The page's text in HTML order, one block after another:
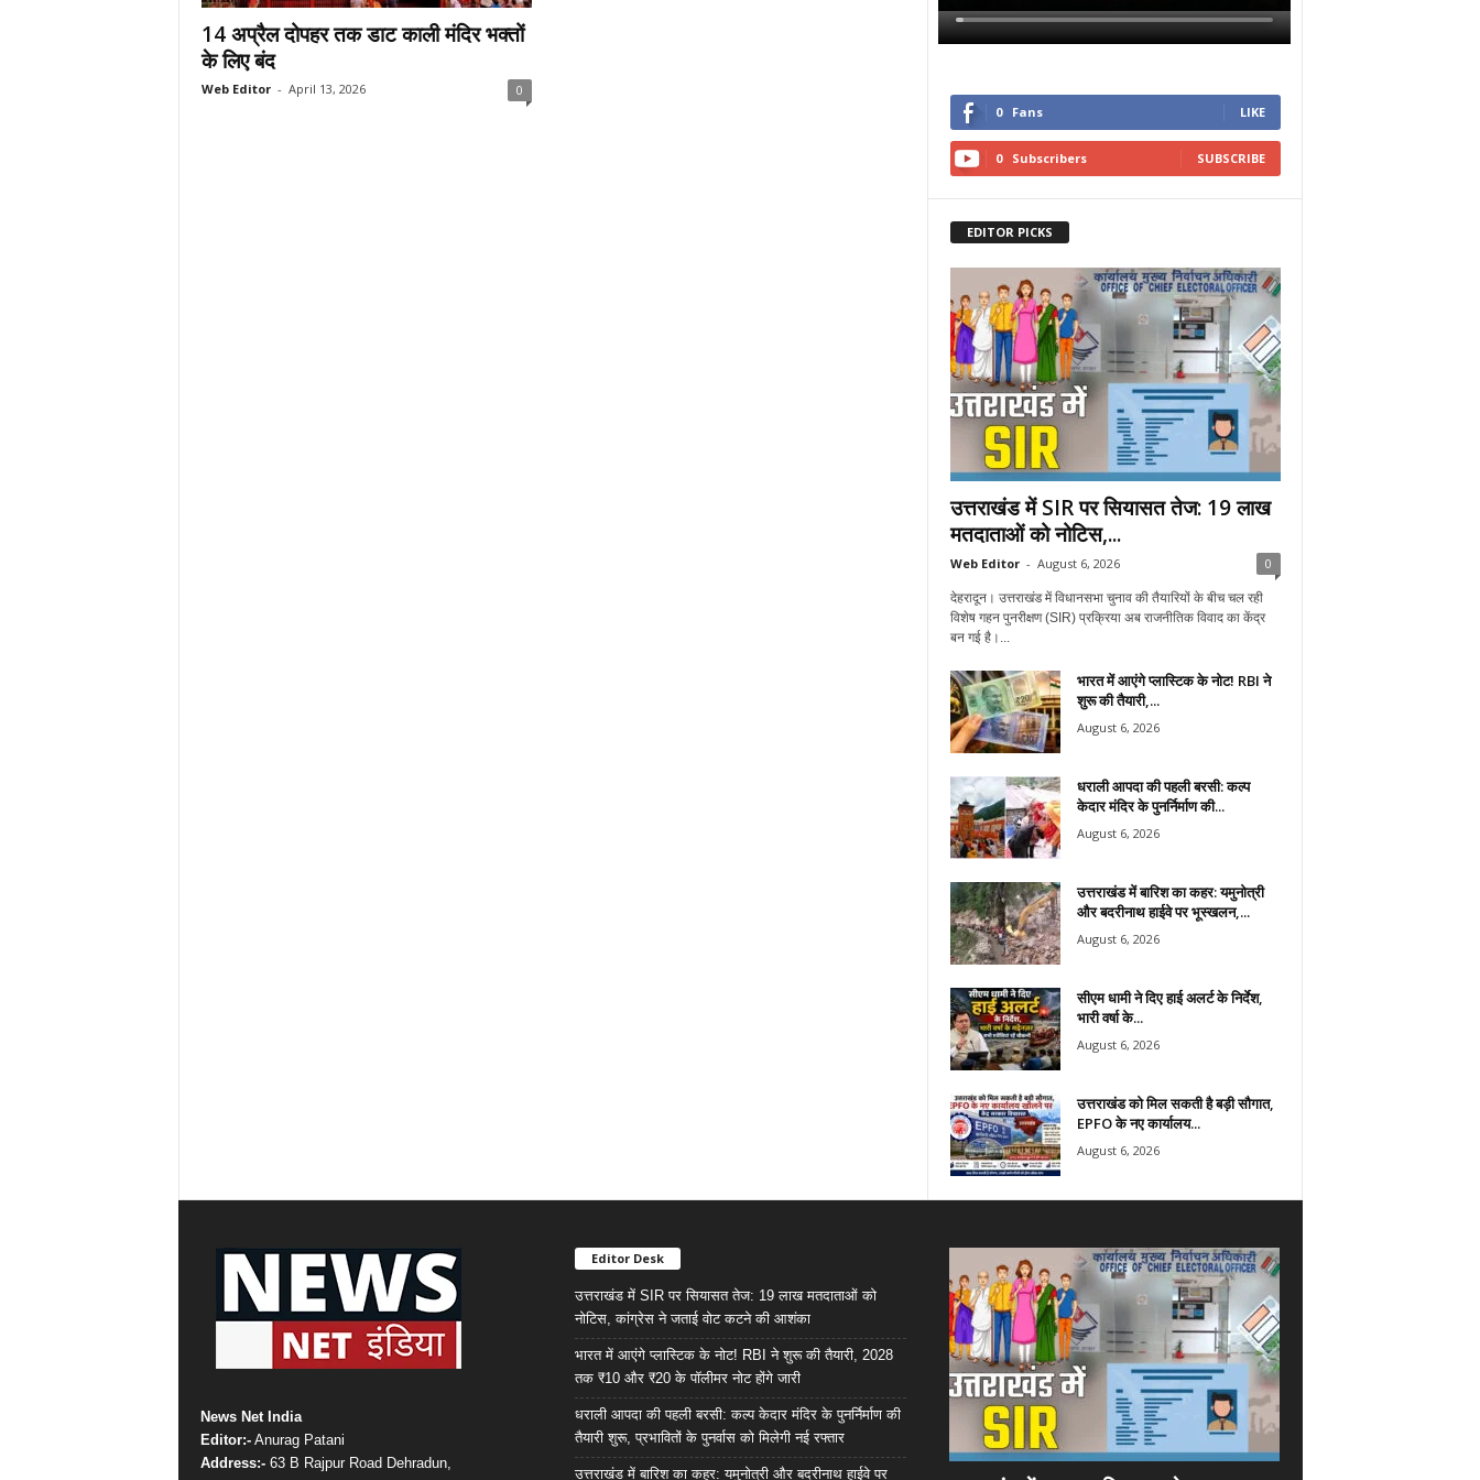
14 अप्रैल दोपहर तक डाट काली मंदिर भक्तों
के लिए बंद
Web Editor - April 13, 2026 0
0 Fans LIKE
0 Subscribers SUBSCRIBE
EDITOR PICKS
उत्तराखंड में SIR पर सियासत तेज: 19 लाख
मतदाताओं को नोटिस,...
Web Editor - August 6, 2026 0
देहरादून। उत्तराखंड में विधानसभा चुनाव की तैयारियों के बीच चल रही
विशेष गहन पुनरीक्षण (SIR) प्रक्रिया अब राजनीतिक विवाद का केंद्र
बन गई है।...
भारत में आएंगे प्लास्टिक के नोट! RBI ने
शुरू की तैयारी,...
August 6, 2026
धराली आपदा की पहली बरसी: कल्प
केदार मंदिर के पुनर्निर्माण की...
August 6, 2026
उत्तराखंड में बारिश का कहर: यमुनोत्री
और बदरीनाथ हाईवे पर भूस्खलन,...
August 6, 2026
सीएम धामी ने दिए हाई अलर्ट के निर्देश,
भारी वर्षा के...
August 6, 2026
उत्तराखंड को मिल सकती है बड़ी सौगात,
EPFO के नए कार्यालय...
August 6, 2026
News Net India
Editor:-Anurag Patani
Address:-63 B Rajpur Road Dehradun,
Editor Desk
उत्तराखंड में SIR पर सियासत तेज: 19 लाख मतदाताओं को
नोटिस, कांग्रेस ने जताई वोट कटने की आशंका
भारत में आएंगे प्लास्टिक के नोट! RBI ने शुरू की तैयारी, 2028
तक ₹10 और ₹20 के पॉलीमर नोट होंगे जारी
धराली आपदा की पहली बरसी: कल्प केदार मंदिर के पुनर्निर्माण की
तैयारी शुरू, प्रभावितों के पुनर्वास को मिलेगी नई रफ्तार
उत्तराखंड में बारिश का कहर: यमुनोत्री और बदरीनाथ हाईवे पर